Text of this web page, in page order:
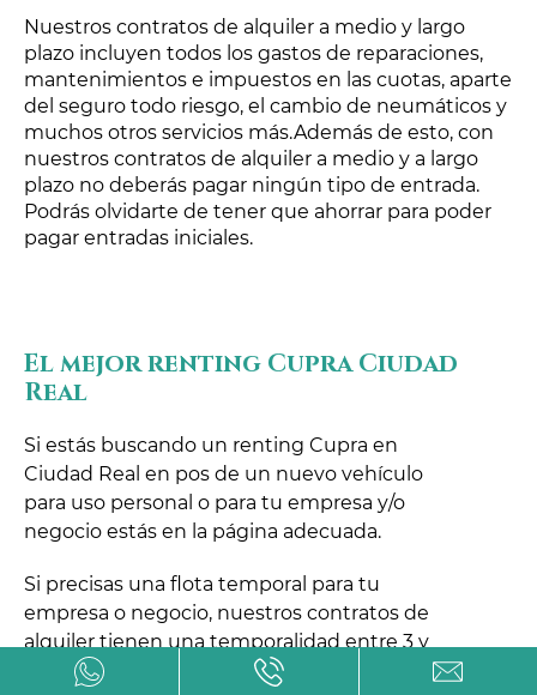
Nuestros contratos de alquiler a medio y largo
plazo incluyen todos los gastos de reparaciones,
mantenimientos e impuestos en las cuotas, aparte
del seguro todo riesgo, el cambio de neumáticos y
muchos otros servicios más.Además de esto, con
nuestros contratos de alquiler a medio y a largo
plazo no deberás pagar ningún tipo de entrada.
Podrás olvidarte de tener que ahorrar para poder
pagar entradas iniciales.
El mejor renting Cupra Ciudad
Real
Si estás buscando un renting Cupra en
Ciudad Real en pos de un nuevo vehículo
para uso personal o para tu empresa y/o
negocio estás en la página adecuada.
Si precisas una flota temporal para tu
empresa o negocio, nuestros contratos de
alquiler tienen una temporalidad entre 3 y
cinco años. Si en este plazo de tiempo deseas